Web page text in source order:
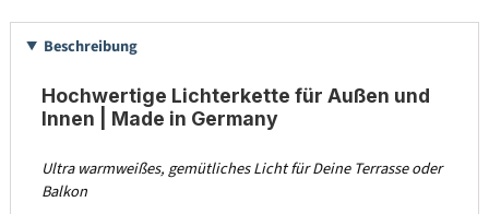
Beschreibung
Hochwertige Lichterkette für Außen und
Innen | Made in Germany
Ultra warmweißes, gemütliches Licht für Deine Terrasse oder
Balkon